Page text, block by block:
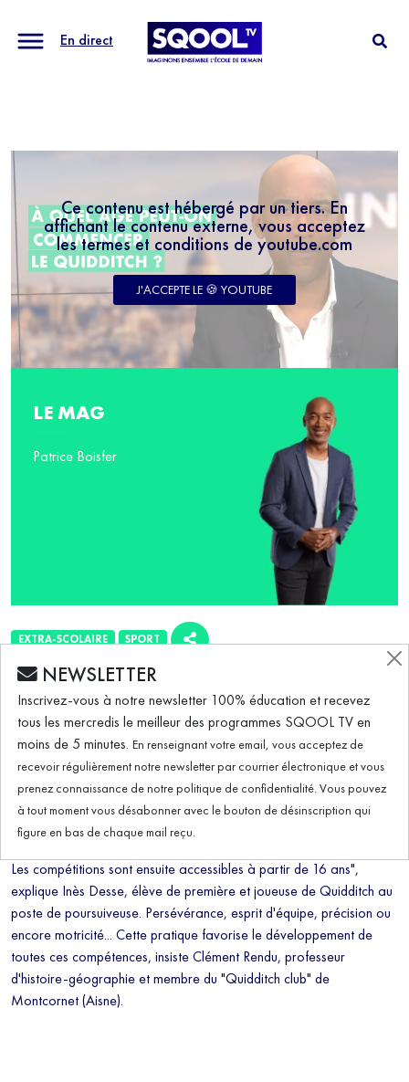
En direct
Ce contenu est hébergé par un tiers. En
affichant le contenu externe, vous acceptez
les termes et conditions de youtube.com
J'ACCEPTE LE 🍪 YOUTUBE
ÉMISSION DU 09.11.2022
À quel âge peut-on commencer le Quidditch ?
Pratique sportive venue de la saga "Harry Potter", le Quidditch est
Les compétitions sont ensuite accessibles à partir de 16 ans",
explique Inès Desse, élève de première et joueuse de Quidditch au
poste de poursuiveuse. Persévérance, esprit d'équipe, précision ou
encore motricité... Cette pratique favorise le développement de
toutes ces compétences, insiste Clément Rendu, professeur
d'histoire-géographie et membre du "Quidditch club" de
Montcornet (Aisne).
EXTRA-SCOLAIRE SPORT
LE MAG
Patrice Boisfer
NEWSLETTER
Inscrivez-vous à notre newsletter 100% éducation et recevez
tous les mercredis le meilleur des programmes SQOOL TV en
moins de 5 minutes. En renseignant votre email, vous acceptez de
recevoir régulièrement notre newsletter par courrier électronique et vous
prenez connaissance de notre politique de confidentialité. Vous pouvez
à tout moment vous désabonner avec le bouton de désinscription qui
figure en bas de chaque mail reçu.